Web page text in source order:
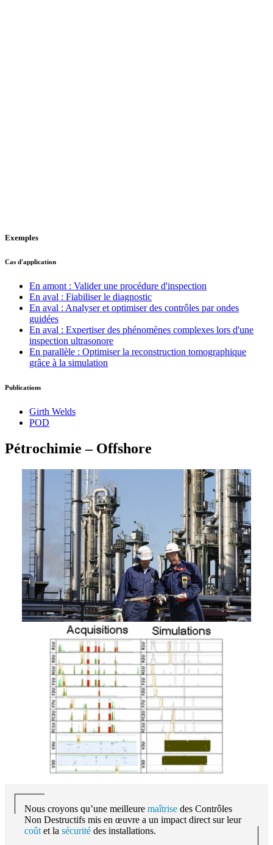
Exemples
Cas d'application
En amont : Valider une procédure d'inspection
En aval : Fiabiliser le diagnostic
En aval : Analyser et optimiser des contrôles par ondes
guidées
En aval : Expertiser des phénomènes complexes lors d'une
inspection ultrasonore
En parallèle : Optimiser la reconstruction tomographique
grâce à la simulation
Publications
Girth Welds
POD
Pétrochimie – Offshore
Nous croyons qu’une meilleure maîtrise des Contrôles
Non Destructifs mis en œuvre a un impact direct sur leur
coût et la sécurité des installations.